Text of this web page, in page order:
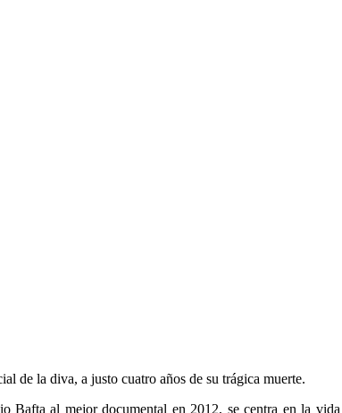
de la diva, a justo cuatro años de su trágica muerte.
al mejor documental en 2012, se centra en la